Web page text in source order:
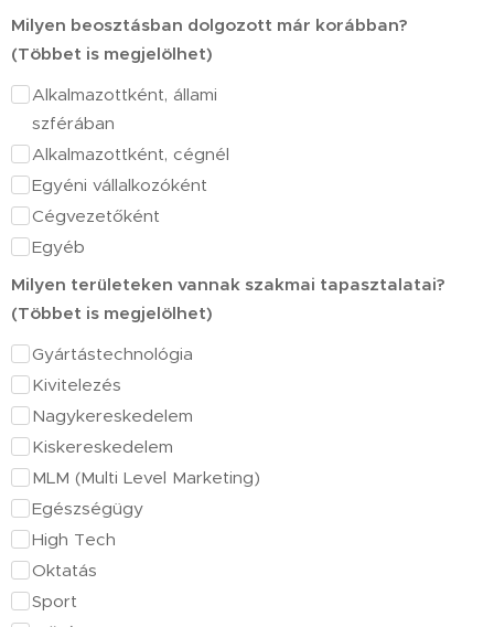
Milyen beosztásban dolgozott már korábban?
(Többet is megjelölhet)
Alkalmazottként, állami
szférában
Alkalmazottként, cégnél
Egyéni vállalkozóként
Cégvezetőként
Egyéb
Milyen területeken vannak szakmai tapasztalatai?
(Többet is megjelölhet)
Gyártástechnológia
Kivitelezés
Nagykereskedelem
Kiskereskedelem
MLM (Multi Level Marketing)
Egészségügy
High Tech
Oktatás
Sport